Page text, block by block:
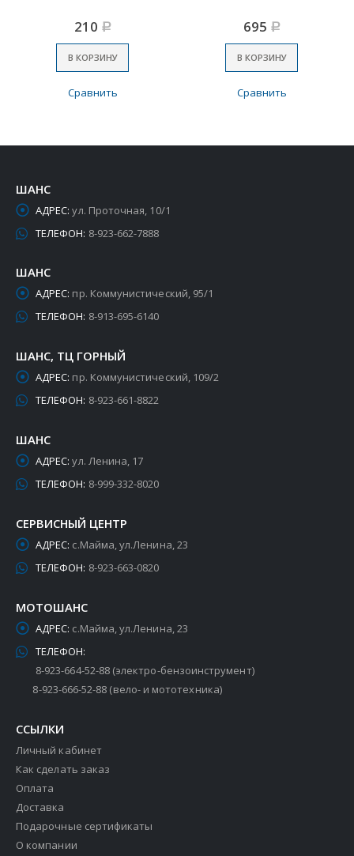
210 Р
В КОРЗИНУ
Сравнить
695 Р
В КОРЗИНУ
Сравнить
ШАНС
АДРЕС: ул. Проточная, 10/1
ТЕЛЕФОН: 8-923-662-7888
ШАНС
АДРЕС: пр. Коммунистический, 95/1
ТЕЛЕФОН: 8-913-695-6140
ШАНС, ТЦ ГОРНЫЙ
АДРЕС: пр. Коммунистический, 109/2
ТЕЛЕФОН: 8-923-661-8822
ШАНС
АДРЕС: ул. Ленина, 17
ТЕЛЕФОН: 8-999-332-8020
СЕРВИСНЫЙ ЦЕНТР
АДРЕС: с.Майма, ул.Ленина, 23
ТЕЛЕФОН: 8-923-663-0820
МОТОШАНС
АДРЕС: с.Майма, ул.Ленина, 23
ТЕЛЕФОН:
8-923-664-52-88 (электро-бензоинструмент)
8-923-666-52-88 (вело- и мототехника)
ССЫЛКИ
Личный кабинет
Как сделать заказ
Оплата
Доставка
Подарочные сертификаты
О компании